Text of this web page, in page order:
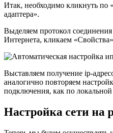
Итак, необходимо кликнуть по
адаптера».
Выделяем протокол
Интернета, кликаем
Выставляем получение ip-
аналогично повторяем
подключения, как по
Настройка сети на